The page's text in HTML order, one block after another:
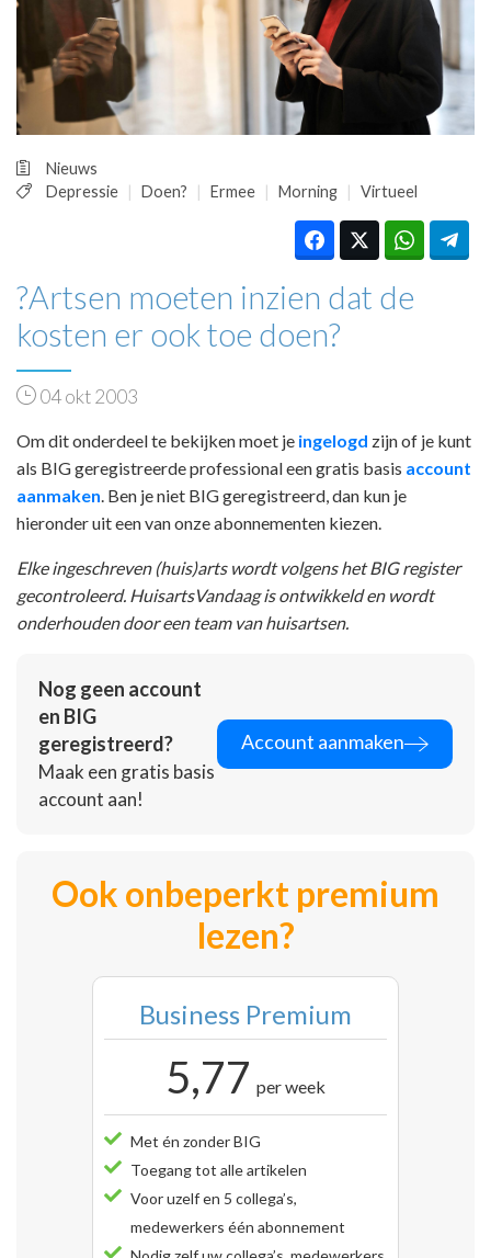
PRAKTIJKZAKEN
TARIEVEN
VPHUISARTSEN
MEDISCHE VAKHANDEL
REGISTRATIE
Nieuws
Depressie
Doen? Ermee Morning Virtueel
?Artsen moeten inzien dat de
kosten er ook toe doen?
04 okt 2003
Om dit onderdeel te bekijken moet je ingelogd zijn of je kunt
als BIG geregistreerde professional een gratis basis account
aanmaken . Ben je niet BIG geregistreerd, dan kun je
hieronder uit een van onze abonnementen kiezen.
Elke ingeschreven (huis)arts wordt volgens het BIG register
gecontroleerd. HuisartsVandaag is ontwikkeld en wordt
onderhouden door een team van huisartsen.
Nog geen account
en BIG
geregistreerd?
Maak een gratis basis
account aan!
Account aanmaken
Ook onbeperkt premium
lezen?
Business Premium
5,77 per week
Met én zonder BIG
Toegang tot alle artikelen
Voor uzelf en 5 collega’s,
medewerkers één abonnement